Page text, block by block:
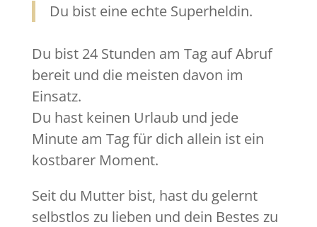
Du bist eine echte Superheldin.
Du bist 24 Stunden am Tag auf Abruf
bereit und die meisten davon im
Einsatz.
Du hast keinen Urlaub und jede
Minute am Tag für dich allein ist ein
kostbarer Moment.
Seit du Mutter bist, hast du gelernt
selbstlos zu lieben und dein Bestes zu